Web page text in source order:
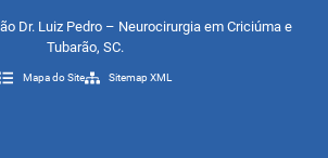
Dr. Luiz Pedro – Neurocirurgia em Criciúma e
Tubarão, SC.
Mapa do Site Sitemap XML